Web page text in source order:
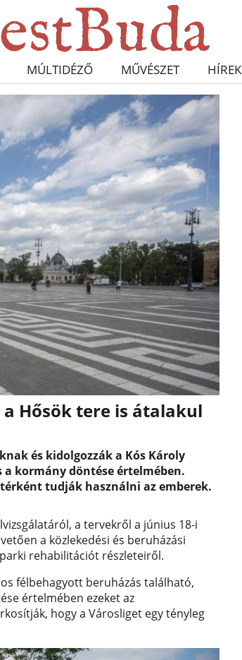
MÚLTIDÉZŐ MŰVÉSZET HÍREK
Hősök tere is átalakul
és kidolgozzák a Kós Károly
kormány döntése értelmében.
tudják használni az emberek.
a tervekről a június 18-i
a közlekedési és beruházási
rehabilitációt részleteiről.
félbehagyott beruházás található,
értelmében ezeket az
hogy a Városliget egy tényleg